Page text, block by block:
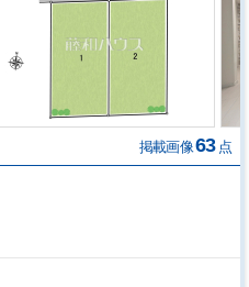
掲載画像63 点